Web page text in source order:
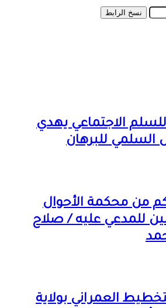
نسخ الرابط
الاجتماعي يهدي
السلمي للبرهان
من محكمة الأحوال
للمدعي عليه / صلاح
العمراني بولاية